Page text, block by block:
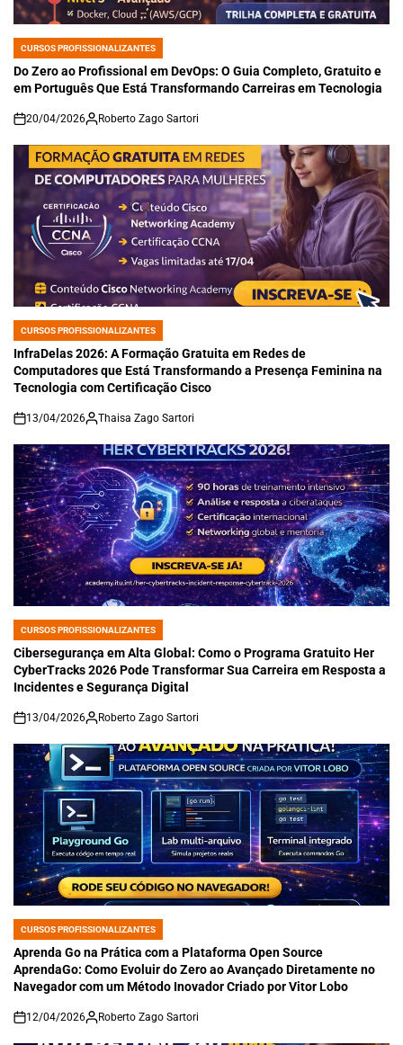
POSTED
IN
CURSOS PROFISSIONALIZANTES
Do Zero ao Profissional em DevOps: O Guia Completo, Gratuito e
em Português Que Está Transformando Carreiras em Tecnologia
on
20/04/2026 Roberto Zago Sartori
POSTED
IN
CURSOS PROFISSIONALIZANTES
InfraDelas 2026: A Formação Gratuita em Redes de
Computadores que Está Transformando a Presença Feminina na
Tecnologia com Certificação Cisco
on
13/04/2026 Thaisa Zago Sartori
POSTED
IN
CURSOS PROFISSIONALIZANTES
Cibersegurança em Alta Global: Como o Programa Gratuito Her
CyberTracks 2026 Pode Transformar Sua Carreira em Resposta a
Incidentes e Segurança Digital
on
13/04/2026 Roberto Zago Sartori
POSTED
IN
CURSOS PROFISSIONALIZANTES
Aprenda Go na Prática com a Plataforma Open Source
AprendaGo: Como Evoluir do Zero ao Avançado Diretamente no
Navegador com um Método Inovador Criado por Vitor Lobo
on
12/04/2026 Roberto Zago Sartori